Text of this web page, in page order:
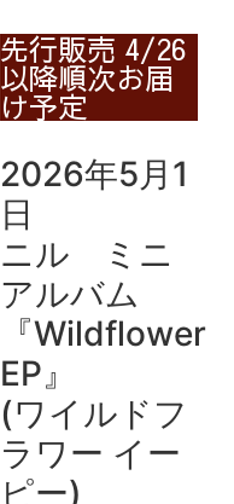
先行販売 4/26
以降順次お届
け予定
2026年5月1
日
ニル ミニ
アルバム
『Wildflower
EP』
(ワイルドフ
ラワー イー
ピー)